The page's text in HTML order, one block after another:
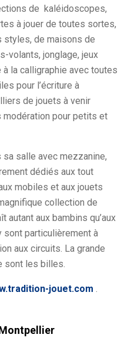
de kaléidoscopes,
à jouer de toutes sortes,
de maisons de
volants, jonglage, jeux
à la calligraphie avec toutes
pour l’écriture à
de jouets à venir
modération pour petits et
sa salle avec mezzanine,
dédiés aux tout
mobiles et aux jouets
collection de
autant aux bambins qu’aux
sont particulièrement à
aux circuits. La grande
sont les billes.
jouet.com .